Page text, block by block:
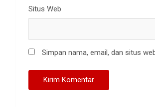
Situs Web
Simpan nama, email, dan situs